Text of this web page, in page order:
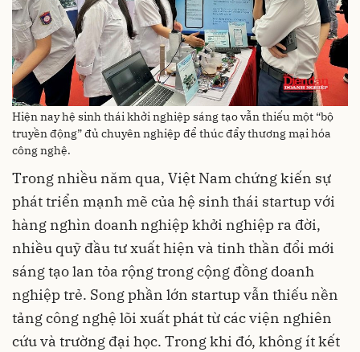
Hiện nay hệ sinh thái khởi nghiệp sáng tạo vẫn thiếu một “bộ
truyền động” đủ chuyên nghiệp để thúc đẩy thương mại hóa
công nghệ.
Trong nhiều năm qua, Việt Nam chứng kiến sự
phát triển mạnh mẽ của hệ sinh thái startup với
hàng nghìn doanh nghiệp khởi nghiệp ra đời,
nhiều quỹ đầu tư xuất hiện và tinh thần đổi mới
sáng tạo lan tỏa rộng trong cộng đồng doanh
nghiệp trẻ. Song phần lớn startup vẫn thiếu nền
tảng công nghệ lõi xuất phát từ các viện nghiên
cứu và trường đại học. Trong khi đó, không ít kết